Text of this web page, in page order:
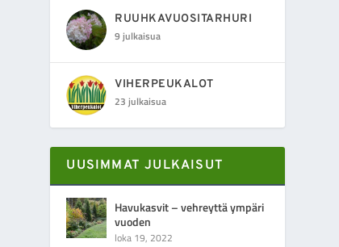
RUUHKAVUOSITARHURI
9 julkaisua
VIHERPEUKALOT
23 julkaisua
UUSIMMAT JULKAISUT
Havukasvit – vehreyttä ympäri
vuoden
loka 19, 2022